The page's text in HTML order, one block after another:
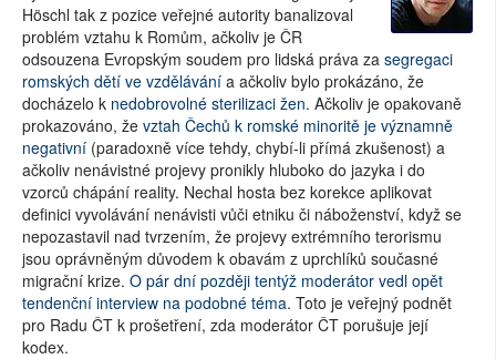
Höschl tak z pozice veřejné autority banalizoval
problém vztahu k Romům, ačkoliv je ČR
odsouzena Evropským soudem pro lidská práva za segregaci
romských dětí ve vzdělávání a ačkoliv bylo prokázáno, že
docházelo k nedobrovolné sterilizaci žen. Ačkoliv je opakovaně
prokazováno, že vztah Čechů k romské minoritě je významně
negativní (paradoxně více tehdy, chybí-li přímá zkušenost) a
ačkoliv nenávistné projevy pronikly hluboko do jazyka i do
vzorců chápání reality. Nechal hosta bez korekce aplikovat
definici vyvolávání nenávisti vůči etniku či náboženství, když se
nepozastavil nad tvrzením, že projevy extrémního terorismu
jsou oprávněným důvodem k obavám z uprchlíků současné
migrační krize. O pár dní později tentýž moderátor vedl opět
tendenční interview na podobné téma. Toto je veřejný podnět
pro Radu ČT k prošetření, zda moderátor ČT porušuje její
kodex.